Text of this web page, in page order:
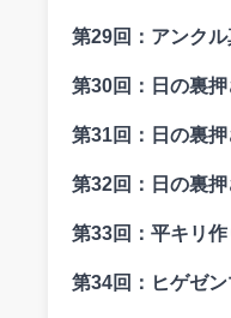
第29回： アンク
第30回： 日の裏
第31回： 日の裏
第32回： 日の裏
第33回：平キリ作
第34回： ヒゲゼ